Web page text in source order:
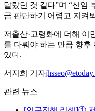
달랐던 것 같다”며 “신임
금 판단하기 어렵고 지켜
저출산·고령화에 더해 이
를 다뤄야 하는 만큼 향후
있다.
서지희 기자
관련 뉴스